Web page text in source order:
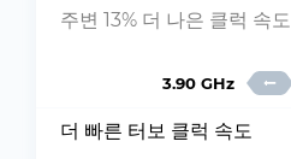
주변 13% 더 나은 클럭 속도
3.90 GHz
더 빠른 터보 클럭 속도